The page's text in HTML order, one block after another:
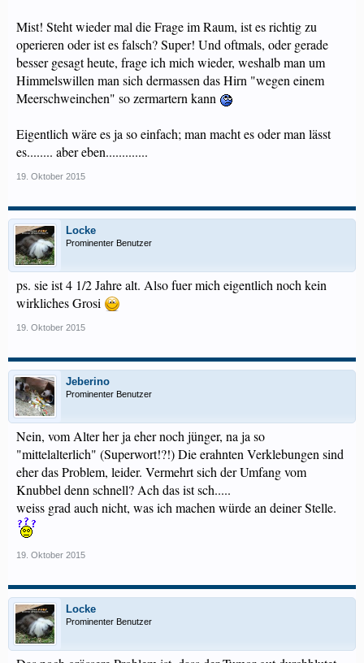
Mist! Steht wieder mal die Frage im Raum, ist es richtig zu
operieren oder ist es falsch? Super! Und oftmals, oder gerade
besser gesagt heute, frage ich mich wieder, weshalb man um
Himmelswillen man sich dermassen das Hirn "wegen einem
Meerschweinchen" so zermartern kann
Eigentlich wäre es ja so einfach; man macht es oder man lässt
es........ aber eben.............
19. Oktober 2015
Locke
Prominenter Benutzer
ps. sie ist 4 1/2 Jahre alt. Also fuer mich eigentlich noch kein
wirkliches Grosi
19. Oktober 2015
Jeberino
Prominenter Benutzer
Nein, vom Alter her ja eher noch jünger, na ja so
"mittelalterlich" (Superwort!?!) Die erahnten Verklebungen sind
eher das Problem, leider. Vermehrt sich der Umfang vom
Knubbel denn schnell? Ach das ist sch.....
weiss grad auch nicht, was ich machen würde an deiner Stelle.
19. Oktober 2015
Locke
Prominenter Benutzer